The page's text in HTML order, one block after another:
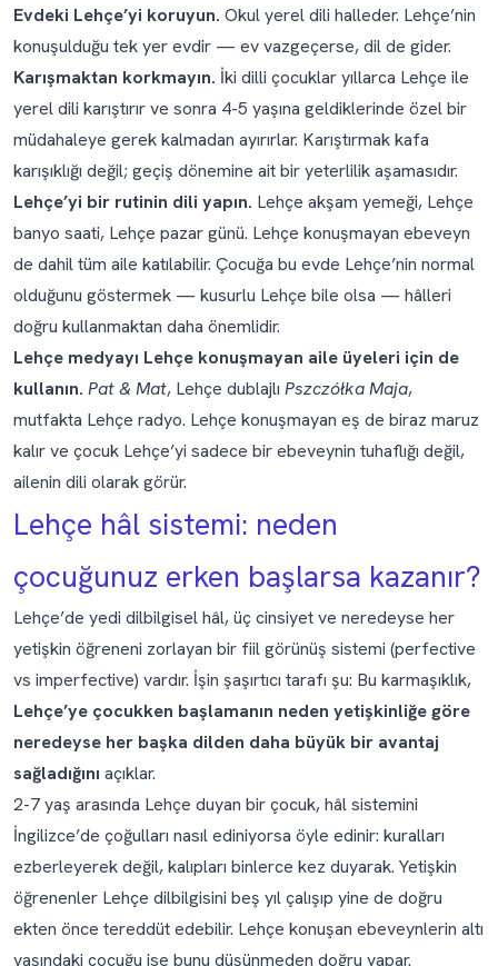
Evdeki Lehçe’yi koruyun. Okul yerel dili halleder. Lehçe’nin
konuşulduğu tek yer evdir — ev vazgeçerse, dil de gider.
Karışmaktan korkmayın. İki dilli çocuklar yıllarca Lehçe ile
yerel dili karıştırır ve sonra 4-5 yaşına geldiklerinde özel bir
müdahaleye gerek kalmadan ayırırlar. Karıştırmak kafa
karışıklığı değil; geçiş dönemine ait bir yeterlilik aşamasıdır.
Lehçe’yi bir rutinin dili yapın. Lehçe akşam yemeği, Lehçe
banyo saati, Lehçe pazar günü. Lehçe konuşmayan ebeveyn
de dahil tüm aile katılabilir. Çocuğa bu evde Lehçe’nin normal
olduğunu göstermek — kusurlu Lehçe bile olsa — hâlleri
doğru kullanmaktan daha önemlidir.
Lehçe medyayı Lehçe konuşmayan aile üyeleri için de
kullanın. Pat & Mat, Lehçe dublajlı Pszczółka Maja,
mutfakta Lehçe radyo. Lehçe konuşmayan eş de biraz maruz
kalır ve çocuk Lehçe’yi sadece bir ebeveynin tuhaflığı değil,
ailenin dili olarak görür.
Lehçe hâl sistemi: neden
çocuğunuz erken başlarsa kazanır?
Lehçe’de yedi dilbilgisel hâl, üç cinsiyet ve neredeyse her
yetişkin öğreneni zorlayan bir fiil görünüş sistemi (perfective
vs imperfective) vardır. İşin şaşırtıcı tarafı şu: Bu karmaşıklık,
Lehçe’ye çocukken başlamanın neden yetişkinliğe göre
neredeyse her başka dilden daha büyük bir avantaj
sağladığını açıklar.
2-7 yaş arasında Lehçe duyan bir çocuk, hâl sistemini
İngilizce’de çoğulları nasıl ediniyorsa öyle edinir: kuralları
ezberleyerek değil, kalıpları binlerce kez duyarak. Yetişkin
öğrenenler Lehçe dilbilgisini beş yıl çalışıp yine de doğru
ekten önce tereddüt edebilir. Lehçe konuşan ebeveynlerin altı
yaşındaki çocuğu ise bunu düşünmeden doğru yapar.